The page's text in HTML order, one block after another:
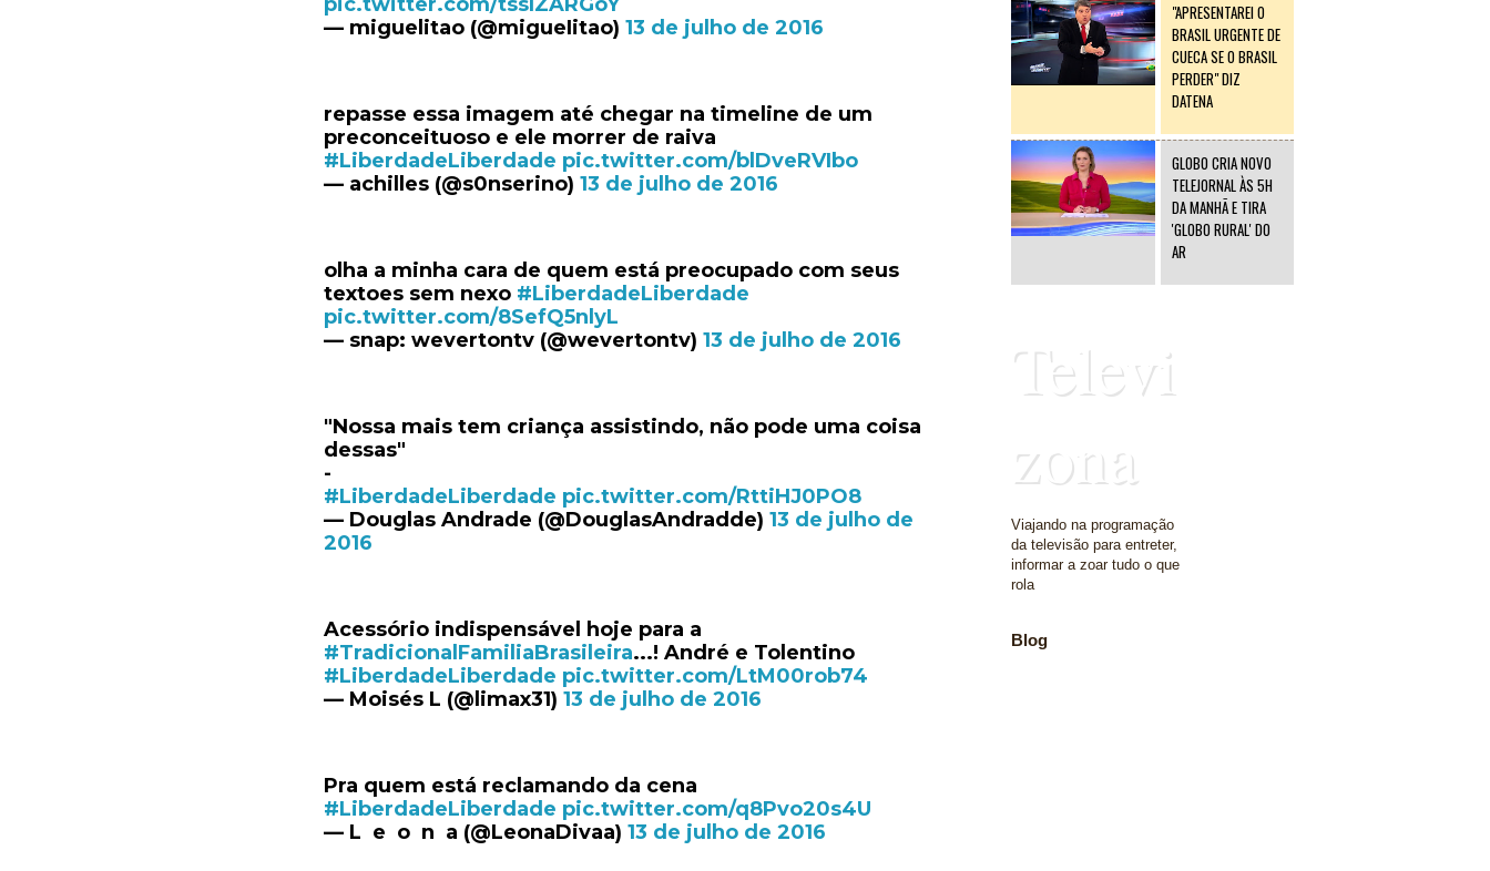
— miguelitao (@migueIitao) 13 de julho de 2016
repasse essa imagem até chegar na timeline de um
preconceituoso e ele morrer de raiva
#LiberdadeLiberdade pic.twitter.com/blDveRVIbo
— achilles (@s0nserino) 13 de julho de 2016
olha a minha cara de quem está preocupado com seus
textoes sem nexo #LiberdadeLiberdade
pic.twitter.com/8SefQ5nlyL
— snap: wevertontv (@wevertontv) 13 de julho de 2016
"Nossa mais tem criança assistindo, não pode uma coisa
dessas"
-
#LiberdadeLiberdade pic.twitter.com/RttiHJ0PO8
— Douglas Andrade (@DouglasAndradde) 13 de julho de
2016
Acessório indispensável hoje para a
#TradicionalFamiliaBrasileira...! André e Tolentino
#LiberdadeLiberdade pic.twitter.com/LtM00rob74
— Moisés L (@limax31) 13 de julho de 2016
Pra quem está reclamando da cena
#LiberdadeLiberdade pic.twitter.com/q8Pvo20s4U
— L e o n a (@LeonaDivaa) 13 de julho de 2016
"APRESENTAREI O
BRASIL URGENTE DE
CUECA SE O BRASIL
PERDER" DIZ
DATENA
GLOBO CRIA NOVO
TELEJORNAL ÀS 5H
DA MANHÃ E TIRA
'GLOBO RURAL' DO
AR
Televi
zona
Viajando na programação
da televisão para entreter,
informar a zoar tudo o que
rola
Blog